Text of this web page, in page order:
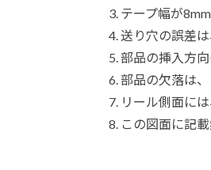
テープ幅が
送り穴の誤差
部品の挿入方
部品の欠落は
リール側面に
この図面に記